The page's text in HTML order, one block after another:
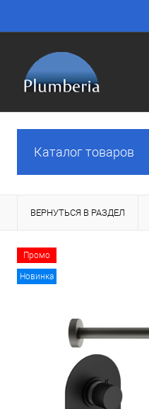
Каталог товаров
ВЕРНУТЬСЯ В РАЗДЕЛ
Промо
Новинка